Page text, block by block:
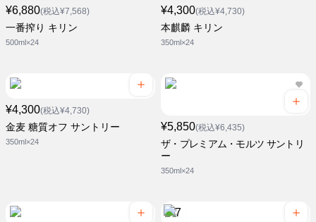
¥6,880(税込¥7,568)
一番搾り キリン
500ml×24
¥4,300(税込¥4,730)
本麒麟 キリン
350ml×24
¥4,300(税込¥4,730)
金麦 糖質オフ サントリー
350ml×24
¥5,850(税込¥6,435)
ザ・プレミアム・モルツ サントリ
ー
350ml×24